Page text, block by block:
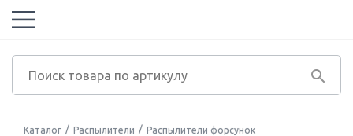
Каталог Распылители Распылители форсунок